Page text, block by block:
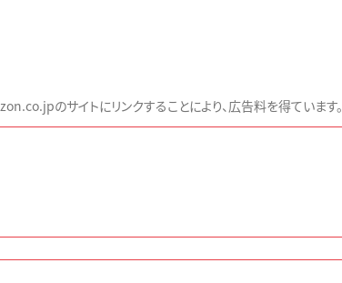
のサイトにリンクすることにより、広告料を得ています。